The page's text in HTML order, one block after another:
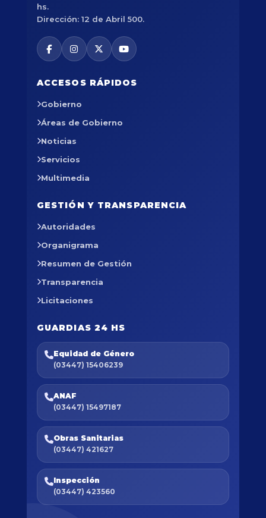
hs.
Dirección: 12 de Abril 500.
ACCESOS RÁPIDOS
Gobierno
Áreas de Gobierno
Noticias
Servicios
Multimedia
GESTIÓN Y TRANSPARENCIA
Autoridades
Organigrama
Resumen de Gestión
Transparencia
Licitaciones
GUARDIAS 24 HS
Equidad de Género
(03447) 15406239
ANAF
(03447) 15497187
Obras Sanitarias
(03447) 421627
Inspección
(03447) 423560